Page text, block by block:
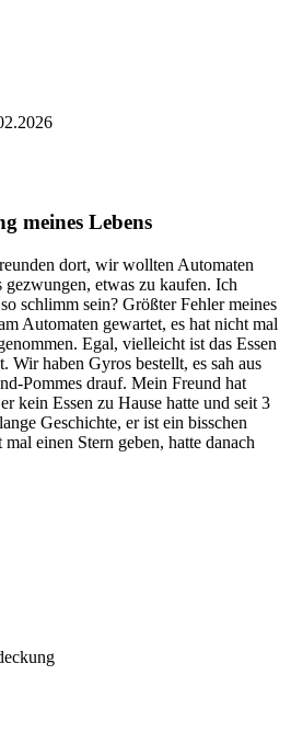
meines Lebens
dort, wir wollten Automaten
etwas zu kaufen. Ich
schlimm sein? Größter Fehler meines
Automaten gewartet, es hat nicht mal
Egal, vielleicht ist das Essen
Wir haben Gyros bestellt, es sah aus
Pommes drauf. Mein Freund hat
kein Essen zu Hause hatte und seit 3
Geschichte, er ist ein bisschen
einen Stern geben, hatte danach